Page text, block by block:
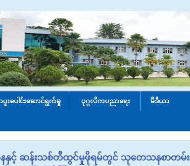
းပေါင်း‌ဆောင်ရွက်မှု ပုဂ္ဂလိကပညာရေး မီဒီယာ
င့် ဆန်းသစ်တီထွင်မှုဖိုရမ်တွင် သုတေသနစာတမ်း